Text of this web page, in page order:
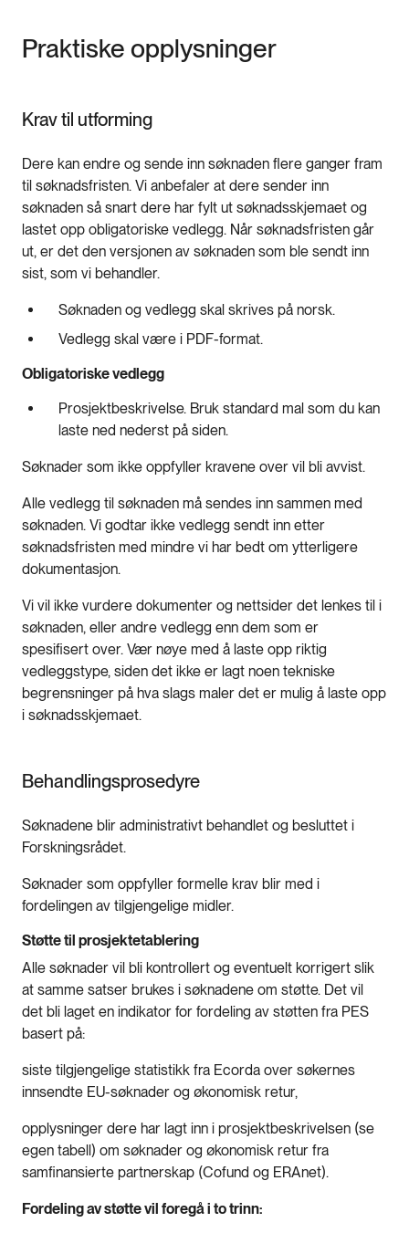
Praktiske opplysninger
Krav til utforming
Dere kan endre og sende inn søknaden flere ganger fram
til søknadsfristen. Vi anbefaler at dere sender inn
søknaden så snart dere har fylt ut søknadsskjemaet og
lastet opp obligatoriske vedlegg. Når søknadsfristen går
ut, er det den versjonen av søknaden som ble sendt inn
sist, som vi behandler.
Søknaden og vedlegg skal skrives på norsk.
Vedlegg skal være i PDF-format.
Obligatoriske vedlegg
Prosjektbeskrivelse. Bruk standard mal som du kan
laste ned nederst på siden.
Søknader som ikke oppfyller kravene over vil bli avvist.
Alle vedlegg til søknaden må sendes inn sammen med
søknaden. Vi godtar ikke vedlegg sendt inn etter
søknadsfristen med mindre vi har bedt om ytterligere
dokumentasjon.
Vi vil ikke vurdere dokumenter og nettsider det lenkes til i
søknaden, eller andre vedlegg enn dem som er
spesifisert over. Vær nøye med å laste opp riktig
vedleggstype, siden det ikke er lagt noen tekniske
begrensninger på hva slags maler det er mulig å laste opp
i søknadsskjemaet.
Behandlingsprosedyre
Søknadene blir administrativt behandlet og besluttet i
Forskningsrådet.
Søknader som oppfyller formelle krav blir med i
fordelingen av tilgjengelige midler.
Støtte til prosjektetablering
Alle søknader vil bli kontrollert og eventuelt korrigert slik
at samme satser brukes i søknadene om støtte. Det vil
det bli laget en indikator for fordeling av støtten fra PES
basert på:
siste tilgjengelige statistikk fra Ecorda over søkernes
innsendte EU-søknader og økonomisk retur,
opplysninger dere har lagt inn i prosjektbeskrivelsen (se
egen tabell) om søknader og økonomisk retur fra
samfinansierte partnerskap (Cofund og ERAnet).
Fordeling av støtte vil foregå i to trinn: